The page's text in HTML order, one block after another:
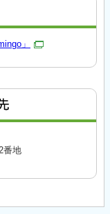
」
番地